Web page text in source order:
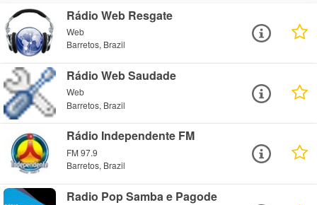
Rádio Web Resgate
Web
Barretos, Brazil
Rádio Web Saudade
Web
Barretos, Brazil
Rádio Independente FM
FM 97.9
Barretos, Brazil
Radio Pop Samba e Pagode